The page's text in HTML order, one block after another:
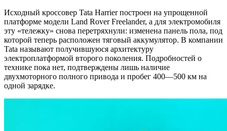
Исходный кроссовер Tata Harrier построен на упрощенной
платформе модели Land Rover Freelander, а для электромобиля
эту «тележку» снова перетряхнули: изменена панель пола, под
которой теперь расположен тяговый аккумулятор. В компании
Tata называют получившуюся архитектуру
электроплатформой второго поколения. Подробностей о
технике пока нет, подтверждены лишь наличие
двухмоторного полного привода и пробег 400—500 км на
одной зарядке.